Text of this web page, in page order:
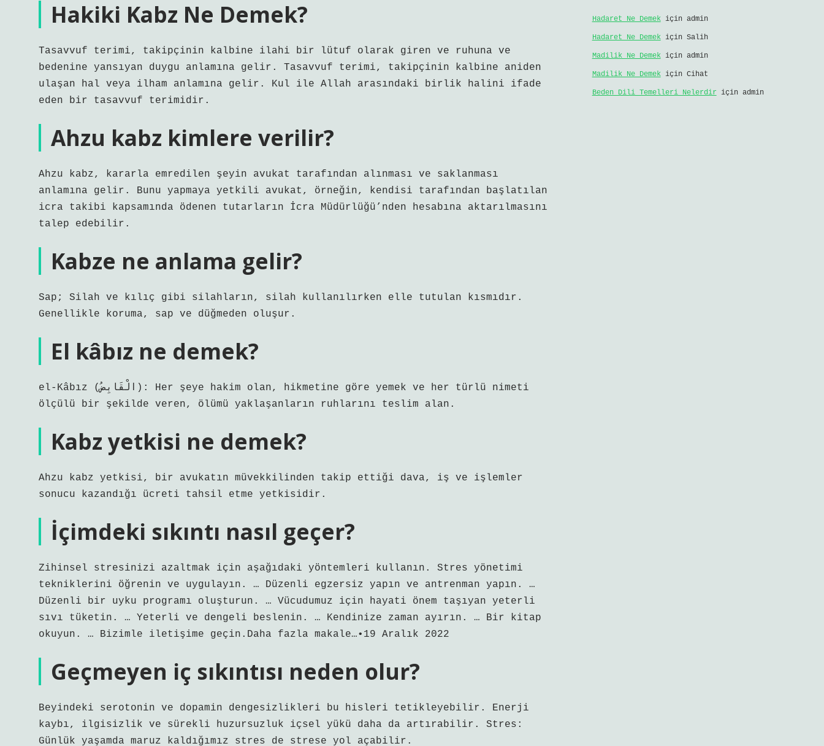
Hakiki Kabz Ne Demek?
Tasavvuf terimi, takipçinin kalbine ilahi bir lütuf olarak giren ve ruhuna ve
bedenine yansıyan duygu anlamına gelir. Tasavvuf terimi, takipçinin kalbine aniden
ulaşan hal veya ilham anlamına gelir. Kul ile Allah arasındaki birlik halini ifade
eden bir tasavvuf terimidir.
Ahzu kabz kimlere verilir?
Ahzu kabz, kararla emredilen şeyin avukat tarafından alınması ve saklanması
anlamına gelir. Bunu yapmaya yetkili avukat, örneğin, kendisi tarafından başlatılan
icra takibi kapsamında ödenen tutarların İcra Müdürlüğü’nden hesabına aktarılmasını
talep edebilir.
Kabze ne anlama gelir?
Sap; Silah ve kılıç gibi silahların, silah kullanılırken elle tutulan kısmıdır.
Genellikle koruma, sap ve düğmeden oluşur.
El kâbız ne demek?
el-Kâbız (الْقَابِضُ): Her şeye hakim olan, hikmetine göre yemek ve her türlü nimeti
ölçülü bir şekilde veren, ölümü yaklaşanların ruhlarını teslim alan.
Kabz yetkisi ne demek?
Ahzu kabz yetkisi, bir avukatın müvekkilinden takip ettiği dava, iş ve işlemler
sonucu kazandığı ücreti tahsil etme yetkisidir.
İçimdeki sıkıntı nasıl geçer?
Zihinsel stresinizi azaltmak için aşağıdaki yöntemleri kullanın. Stres yönetimi
tekniklerini öğrenin ve uygulayın. … Düzenli egzersiz yapın ve antrenman yapın. …
Düzenli bir uyku programı oluşturun. … Vücudumuz için hayati önem taşıyan yeterli
sıvı tüketin. … Yeterli ve dengeli beslenin. … Kendinize zaman ayırın. … Bir kitap
okuyun. … Bizimle iletişime geçin.Daha fazla makale…•19 Aralık 2022
Geçmeyen iç sıkıntısı neden olur?
Beyindeki serotonin ve dopamin dengesizlikleri bu hisleri tetikleyebilir. Enerji
kaybı, ilgisizlik ve sürekli huzursuzluk içsel yükü daha da artırabilir. Stres:
Günlük yaşamda maruz kaldığımız stres de strese yol açabilir.
Hadaret Ne Demekiçin admin
Hadaret Ne Demekiçin Salih
Madilik Ne Demekiçin admin
Madilik Ne Demekiçin Cihat
Beden Dili Temelleri Nelerdir için admin